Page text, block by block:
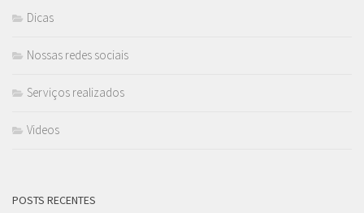
Dicas
Nossas redes sociais
Serviços realizados
Videos
POSTS RECENTES